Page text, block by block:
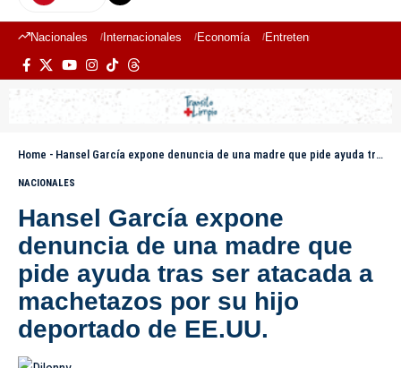
Nacionales Internacionales Economía Entretenimiento
Home - Hansel García expone denuncia de una madre que pide ayuda tras ser atacada a machetazos por su hijo deportado de EE.UU.
NACIONALES
Hansel García expone
denuncia de una madre que
pide ayuda tras ser atacada a
machetazos por su hijo
deportado de EE.UU.